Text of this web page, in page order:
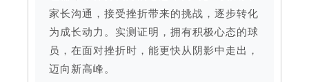
家长沟通，接受挫折带来的挑战，逐步转化
为成长动力。实测证明，拥有积极心态的球
员，在面对挫折时，能更快从阴影中走出，
迈向新高峰。